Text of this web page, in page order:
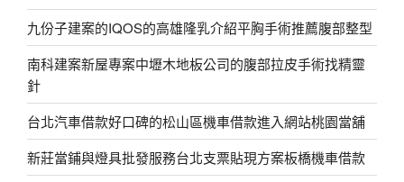
九份子建案的IQOS的高雄隆乳介紹平胸手術推薦腹部整型
南科建案新屋專案中壢木地板公司的腹部拉皮手術找精靈
針
台北汽車借款好口碑的松山區機車借款進入網站桃園當舖
新莊當鋪與燈具批發服務台北支票貼現方案板橋機車借款